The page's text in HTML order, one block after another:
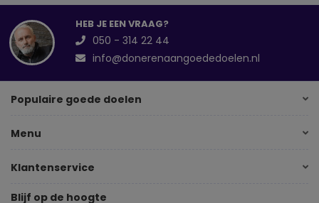
HEB JE EEN VRAAG?
050 - 314 22 44
info@donerenaangoededoelen.nl
Populaire goede doelen
Menu
Klantenservice
Blijf op de hoogte